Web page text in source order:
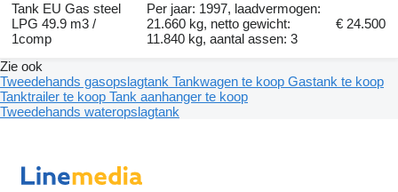
Tank EU Gas steel
LPG 49.9 m3 /
1comp
Per jaar: 1997, laadvermogen:
21.660 kg, netto gewicht:
11.840 kg, aantal assen: 3
€ 24.500
Zie ook
Tweedehands gasopslagtank Tankwagen te koop Gastank te koop
Tanktrailer te koop Tank aanhanger te koop
Tweedehands wateropslagtank